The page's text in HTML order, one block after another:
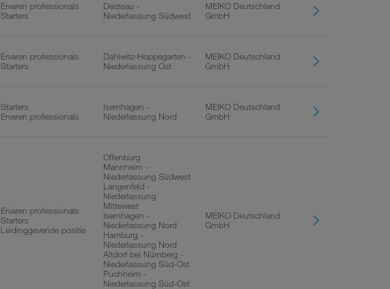
Ervaren professionals
Starters
Deizisau -
Niederlassung Südwest
MEIKO Deutschland
GmbH
Ervaren professionals
Starters
Dahlwitz-Hoppegarten -
Niederlassung Ost
MEIKO Deutschland
GmbH
Starters
Ervaren professionals
Isernhagen -
Niederlassung Nord
MEIKO Deutschland
GmbH
Ervaren professionals
Starters
Leidinggevende positie
Offenburg
Mannheim -
Niederlassung Südwest
Langenfeld -
Niederlassung
Mittewest
Isernhagen -
Niederlassung Nord
Hamburg -
Niederlassung Nord
Altdorf bei Nürnberg -
Niederlassung Süd-Ost
Puchheim -
Niederlassung Süd-Ost
MEIKO Deutschland
GmbH